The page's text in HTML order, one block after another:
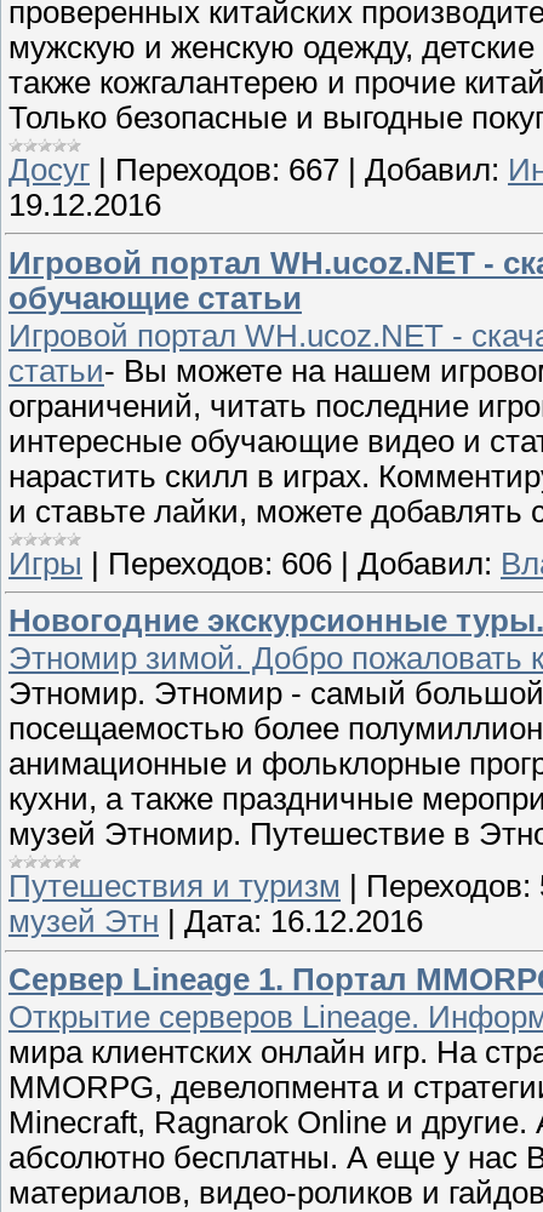
проверенных китайских
мужскую и женскую одежду,
также кожгалантерею и прочие
Только безопасные и выгодные
Досуг
Переходов: 667 Добавил:
19.12.2016
Игровой портал WH.ucoz.NET -
обучающие статьи
Игровой портал WH.ucoz.NET -
статьи- Вы можете на нашем
ограничений, читать последние
интересные обучающие видео и
нарастить скилл в играх.
и ставьте лайки, можете
Игры | Переходов: 606 | Добавил:
Новогодние экскурсионные
Этномир зимой. Добро пожаловать
Этномир. Этномир - самый большой
посещаемостью более
анимационные и фольклорные
кухни, а также праздничные
музей Этномир. Путешествие в
Путешествия и туризм
Переходов:
музей Этн
Дата: 16.12.2016
Сервер Lineage 1. Портал
Открытие серверов Lineage.
мира клиентских онлайн игр. На
MMORPG, девелопмента и
Minecraft, Ragnarok Online и другие.
абсолютно бесплатны. А еще у нас
материалов, видео-роликов и